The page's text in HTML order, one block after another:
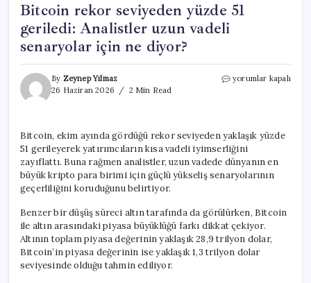
Bitcoin rekor seviyeden yüzde 51
geriledi: Analistler uzun vadeli
senaryolar için ne diyor?
By Zeynep Yılmaz
26 Haziran 2026
2 Min Read
Bitcoin
geriledi:
Analistler
uzun
vadeli
ne
diyor?
için
yorumlar kapalı
Bitcoin, ekim ayında gördüğü rekor seviyeden yaklaşık yüzde
51 gerileyerek yatırımcıların kısa vadeli iyimserliğini
zayıflattı. Buna rağmen analistler, uzun vadede dünyanın en
büyük kripto para birimi için güçlü yükseliş senaryolarının
geçerliliğini koruduğunu belirtiyor.
Benzer bir düşüş süreci altın tarafında da görülürken, Bitcoin
ile altın arasındaki piyasa büyüklüğü farkı dikkat çekiyor.
Altının toplam piyasa değerinin yaklaşık 28,9 trilyon dolar,
Bitcoin’in piyasa değerinin ise yaklaşık 1,3 trilyon dolar
seviyesinde olduğu tahmin ediliyor.